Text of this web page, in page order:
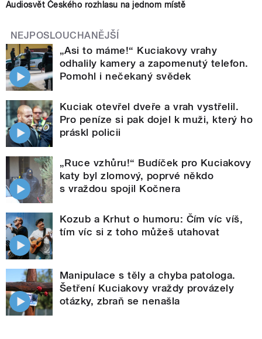
Audiosvět Českého rozhlasu na jednom místě
NEJPOSLOUCHANĚJŠÍ
„Asi to máme!“ Kuciakovy vrahy
odhalily kamery a zapomenutý telefon.
Pomohl i nečekaný svědek
Kuciak otevřel dveře a vrah vystřelil.
Pro peníze si pak dojel k muži, který ho
práskl policii
„Ruce vzhůru!“ Budíček pro Kuciakovy
katy byl zlomový, poprvé někdo
s vraždou spojil Kočnera
Kozub a Krhut o humoru: Čím víc víš,
tím víc si z toho můžeš utahovat
Manipulace s těly a chyba patologa.
Šetření Kuciakovy vraždy provázely
otázky, zbraň se nenašla